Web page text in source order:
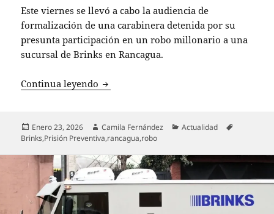
Este viernes se llevó a cabo la audiencia de
formalización de una carabinera detenida por su
presunta participación en un robo millonario a una
sucursal de Brinks en Rancagua.
Continua leyendo Excarabinera acusada de liderar
Publicado
el
Enero 23, 2026 Autor
Camila Fernández Categorías
Actualidad
Brinks,Prisión Preventiva,rancagua,robo